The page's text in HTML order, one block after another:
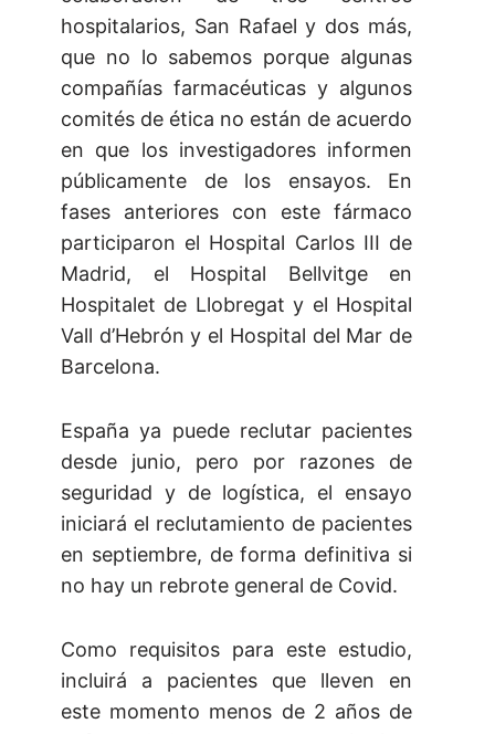
hospitalarios, San Rafael y dos más,
que no lo sabemos porque algunas
compañías farmacéuticas y algunos
comités de ética no están de acuerdo
en que los investigadores informen
públicamente de los ensayos. En
fases anteriores con este fármaco
participaron el Hospital Carlos III de
Madrid, el Hospital Bellvitge en
Hospitalet de Llobregat y el Hospital
Vall d’Hebrón y el Hospital del Mar de
Barcelona.
España ya puede reclutar pacientes
desde junio, pero por razones de
seguridad y de logística, el ensayo
iniciará el reclutamiento de pacientes
en septiembre, de forma definitiva si
no hay un rebrote general de Covid.
Como requisitos para este estudio,
incluirá a pacientes que lleven en
este momento menos de 2 años de